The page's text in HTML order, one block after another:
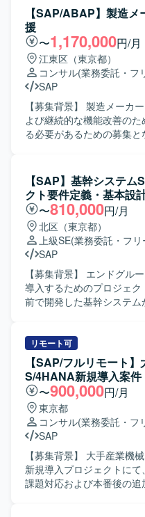
るロジスティクス領域の
基盤の構築・連携方針の検
行っていただきます。PM
管理、ステークホルダー調
モジュールの要件定義、
などをリードしていただきます。 【求める人
バルプロジェクト環境にお
ンを図り、関係者と協調
を求めております。お客
的に説明しつつ合意形成
ぐ大規模なSAP導入プロ
数モジュールにまたがる
とともに、可視化基盤の構
から基盤構想まで幅広い経
ーバル環境でのプロジェク
チカルチャーコミュニケー
ます。 【開発環境】 SAPを中心とした基幹システムおよび
可視化基盤を対象とした
す。
【SAP/ABAP】製造
援
〜1,170,000円/月
江東区（東京都）
コンサル(業務委託・フ
SAP
【募集背景】 製造メーカ
よび継続的な機能改善の
る必要があるための募集となります。 【
よび対応方針の検討、変
計、顧客からの問い合わ
らびに必要に応じたABAP
を担当していただきます。
ュメント作成なども実施していた
像】 SAPの業務・技術両
円滑にコミュニケーション
いただける方を求めてお
の要望を的確に理解して
ご活躍いただける環境です。 【ポジションの魅力】
ンです。コンサルタントお
義から設計・改善提案ま
SAPスキルを一層高めていただけます
ERP環境上での運用保守・
よるプログラム改修および
ていただきます。
【SAP】基幹システ
クト要件定義・基本設
〜810,000円/月
北区（東京都）
上級SE(業務委託・フ
SAP
【募集背景】 エンドグル
導入するためのプロジェクトとなりま
前で開発した基幹システ
ーションを取りながら主
ただける方を求めております。 【ポジションの魅
システム全体のSAP導入プ
でき、販売管理や購買管理
SAPスキルを高めていただけます。 【開
S/4HANAを中心とした基
リモート可
【SAP/フルリモート
S/4HANA新規導入案件
〜900,000円/月
東京都
コンサル(業務委託・フ
SAP
【募集背景】 大手産業機
新規導入プロジェクトに
課題対応および本番後の